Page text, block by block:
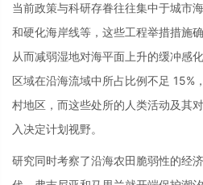
当前政策与科研存眷往往集中于城市
和硬化海岸线等，这些工程举措措施
从而减弱湿地对海平面上升的缓冲感
区域在沿海流域中所占比例不足 15%
村地区，而这些处所的人类活动及其
入决定计划视野。
研究同时考察了沿海农田脆弱性的经